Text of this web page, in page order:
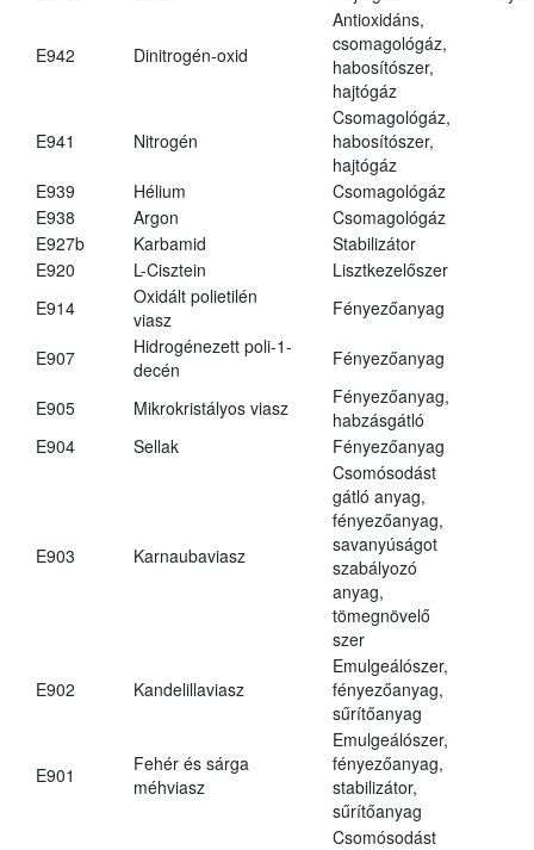
E942 Dinitrogén-oxid
Antioxidáns,
csomagológáz,
habosítószer,
hajtógáz
E941 Nitrogén
Csomagológáz,
habosítószer,
hajtógáz
E939
Hélium
Csomagológáz
E938
Argon
Csomagológáz
E927b
Karbamid
Stabilizátor
E920
L-Cisztein
Lisztkezelőszer
E914
Oxidált polietilén
viasz
Fényezőanyag
E907
Hidrogénezett poli-1-
decén
Fényezőanyag
E905 Mikrokristályos viasz
Fényezőanyag,
habzásgátló
E904
Sellak Fényezőanyag
E903 Karnaubaviasz
Csomósodást
gátló anyag,
fényezőanyag,
savanyúságot
szabályozó
anyag,
tömegnövelő
szer
E902 Kandelillaviasz
Emulgeálószer,
fényezőanyag,
sűrítőanyag
E901
Fehér és sárga
méhviasz
Emulgeálószer,
fényezőanyag,
stabilizátor,
sűrítőanyag
Csomósodást